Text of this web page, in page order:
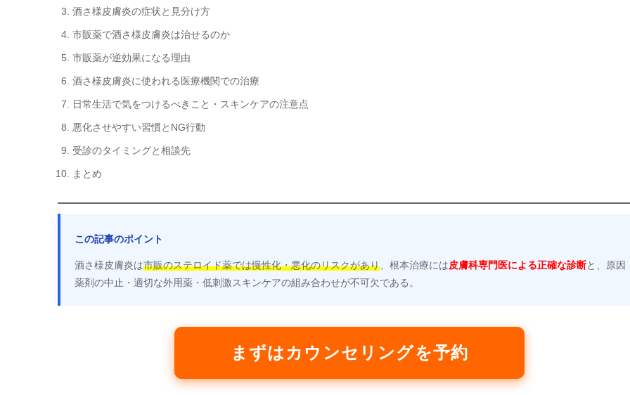
酒さ様皮膚炎の症状と見分け方
市販薬で酒さ様皮膚炎は治せるのか
市販薬が逆効果になる理由
酒さ様皮膚炎に使われる医療機関での治療
日常生活で気をつけるべきこと・スキンケアの注意点
悪化させやすい習慣とNG行動
受診のタイミングと相談先
まとめ
この記事のポイント
酒さ様皮膚炎は市販のステロイド薬では慢性化・悪化のリスクがあり 、根本治療には皮膚科専門医による正確な診断と、原因
薬剤の中止・適切な外用薬・低刺激スキンケアの組み合わせが不可欠である。
まずはカウンセリングを予約